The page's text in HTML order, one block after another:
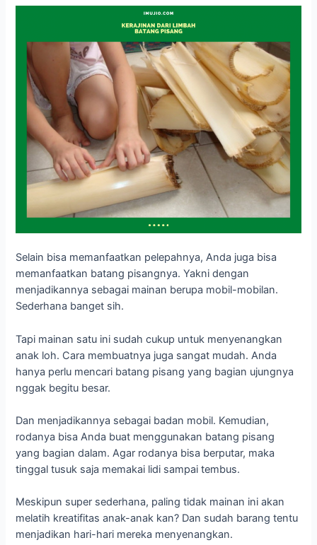
Selain bisa memanfaatkan pelepahnya, Anda juga bisa
memanfaatkan batang pisangnya. Yakni dengan
menjadikannya sebagai mainan berupa mobil-mobilan.
Sederhana banget sih.
Tapi mainan satu ini sudah cukup untuk menyenangkan
anak loh. Cara membuatnya juga sangat mudah. Anda
hanya perlu mencari batang pisang yang bagian ujungnya
nggak begitu besar.
Dan menjadikannya sebagai badan mobil. Kemudian,
rodanya bisa Anda buat menggunakan batang pisang
yang bagian dalam. Agar rodanya bisa berputar, maka
tinggal tusuk saja memakai lidi sampai tembus.
Meskipun super sederhana, paling tidak mainan ini akan
melatih kreatifitas anak-anak kan? Dan sudah barang tentu
menjadikan hari-hari mereka menyenangkan.